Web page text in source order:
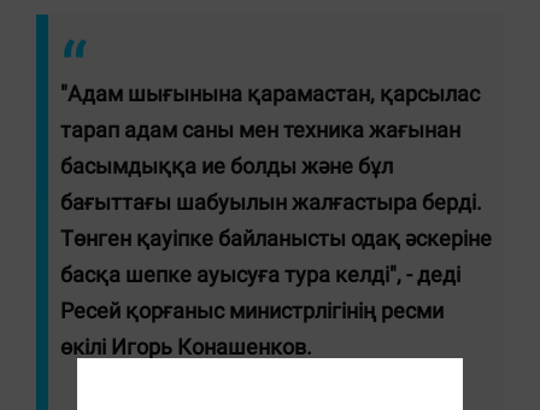
"Адам шығынына қарамастан, қарсылас
тарап адам саны мен техника жағынан
басымдыққа ие болды және бұл
бағыттағы шабуылын жалғастыра берді.
Төнген қауіпке байланысты одақ әскеріне
басқа шепке ауысуға тура келді", - деді
Ресей қорғаныс министрлігінің ресми
өкілі Игорь Конашенков.